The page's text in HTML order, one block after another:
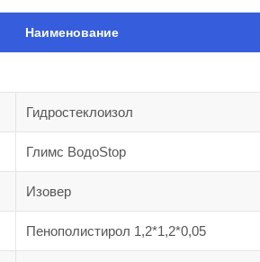
Наименование
Гидростеклоизол
Глимс ВодоStop
Изовер
Пенополистирол 1,2*1,2*0,05